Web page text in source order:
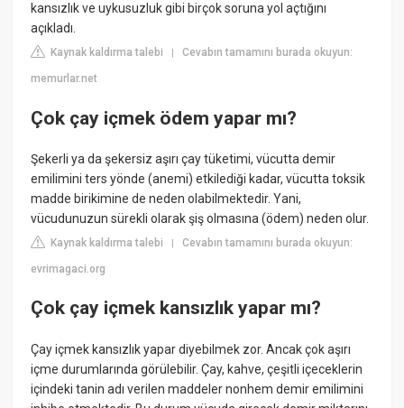
kansızlık ve uykusuzluk gibi birçok soruna yol açtığını
açıkladı.
Kaynak kaldırma talebi |Cevabın tamamını burada okuyun:
memurlar.net
Çok çay içmek ödem yapar mı?
Şekerli ya da şekersiz aşırı çay tüketimi, vücutta demir
emilimini ters yönde (anemi) etkilediği kadar, vücutta toksik
madde birikimine de neden olabilmektedir. Yani,
vücudunuzun sürekli olarak şiş olmasına (ödem) neden olur.
Kaynak kaldırma talebi |Cevabın tamamını burada okuyun:
evrimagaci.org
Çok çay içmek kansızlık yapar mı?
Çay içmek kansızlık yapar diyebilmek zor. Ancak çok aşırı
içme durumlarında görülebilir. Çay, kahve, çeşitli içeceklerin
içindeki tanin adı verilen maddeler nonhem demir emilimini